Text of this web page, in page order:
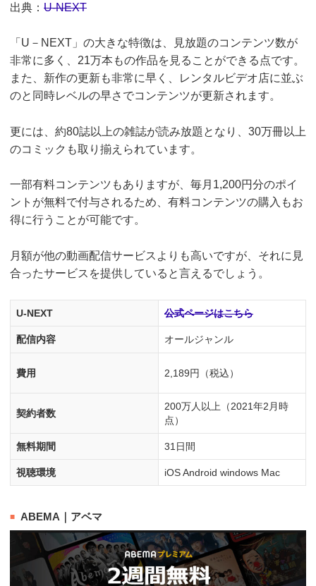
出典： U-NEXT
「U－NEXT」の大きな特徴は、見放題のコンテンツ数が
非常に多く、21万本もの作品を見ることができる点です。
また、新作の更新も非常に早く、レンタルビデオ店に並ぶ
のと同時レベルの早さでコンテンツが更新されます。
更には、約80誌以上の雑誌が読み放題となり、30万冊以上
のコミックも取り揃えられています。
一部有料コンテンツもありますが、毎月1,200円分のポイ
ントが無料で付与されるため、有料コンテンツの購入もお
得に行うことが可能です。
月額が他の動画配信サービスよりも高いですが、それに見
合ったサービスを提供していると言えるでしょう。
U-NEXT 公式ページはこちら
配信内容 オールジャンル
費用 2,189円（税込）
契約者数
200万人以上（2021年2月時
点）
無料期間 31日間
視聴環境 iOS Android windows Mac
ABEMA｜アベマ